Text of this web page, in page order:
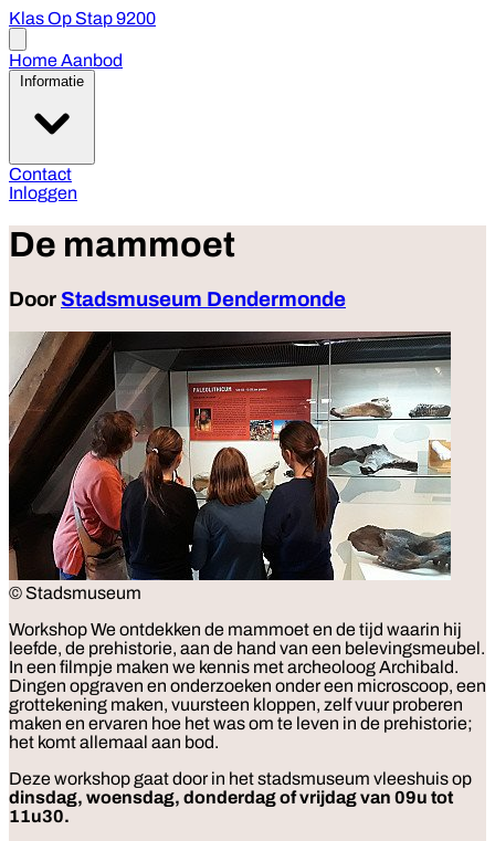
Klas Op Stap 9200
menu
HomeAanbod
Informatie
Contact
Inloggen
De mammoet
Door Stadsmuseum Dendermonde
© Stadsmuseum
WorkshopWe ontdekken de mammoet en de tijd waarin hij
leefde, de prehistorie, aan de hand van een belevingsmeubel.
In een filmpje maken we kennis met archeoloog Archibald.
Dingen opgraven en onderzoeken onder een microscoop, een
grottekening maken, vuursteen kloppen, zelf vuur proberen
maken en ervaren hoe het was om te leven in de prehistorie;
het komt allemaal aan bod.
Deze workshop gaat door in het stadsmuseum vleeshuis op
dinsdag, woensdag, donderdag of vrijdag van 09u tot
11u30.